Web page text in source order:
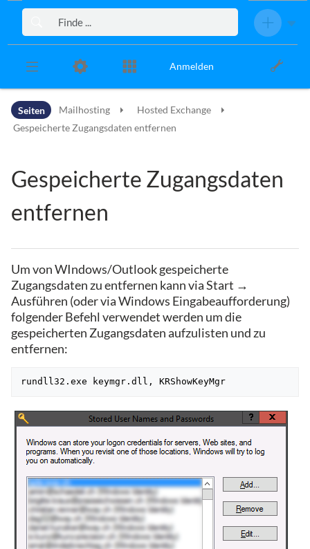
Zur Kopfleiste
Zur Hauptnavigation
Zu den Seitenwerkzeugen
Anmelden
Seiten Mailhosting
Hosted Exchange
Gespeicherte Zugangsdaten entfernen
Gespeicherte Zugangsdaten
entfernen
Um von WIndows/Outlook gespeicherte
Zugangsdaten zu entfernen kann via Start →
Ausführen (oder via Windows Eingabeaufforderung)
folgender Befehl verwendet werden um die
gespeicherten Zugangsdaten aufzulisten und zu
entfernen:
rundll32.exe keymgr.dll, KRShowKeyMgr